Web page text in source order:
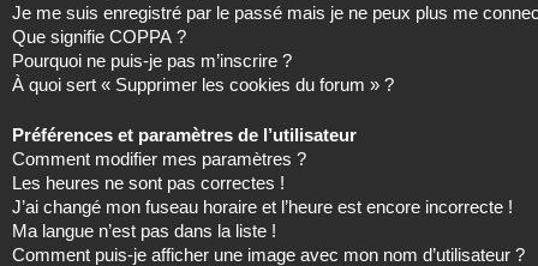
Je me suis enregistré par le passé mais je ne peux plus me
Que signifie COPPA ?
Pourquoi ne puis-je pas m’inscrire ?
À quoi sert « Supprimer les cookies du forum » ?
Préférences et paramètres de l’utilisateur
Comment modifier mes paramètres ?
Les heures ne sont pas correctes !
J’ai changé mon fuseau horaire et l’heure est encore incorrecte !
Ma langue n’est pas dans la liste !
Comment puis-je afficher une image avec mon nom d’utilisateur ?